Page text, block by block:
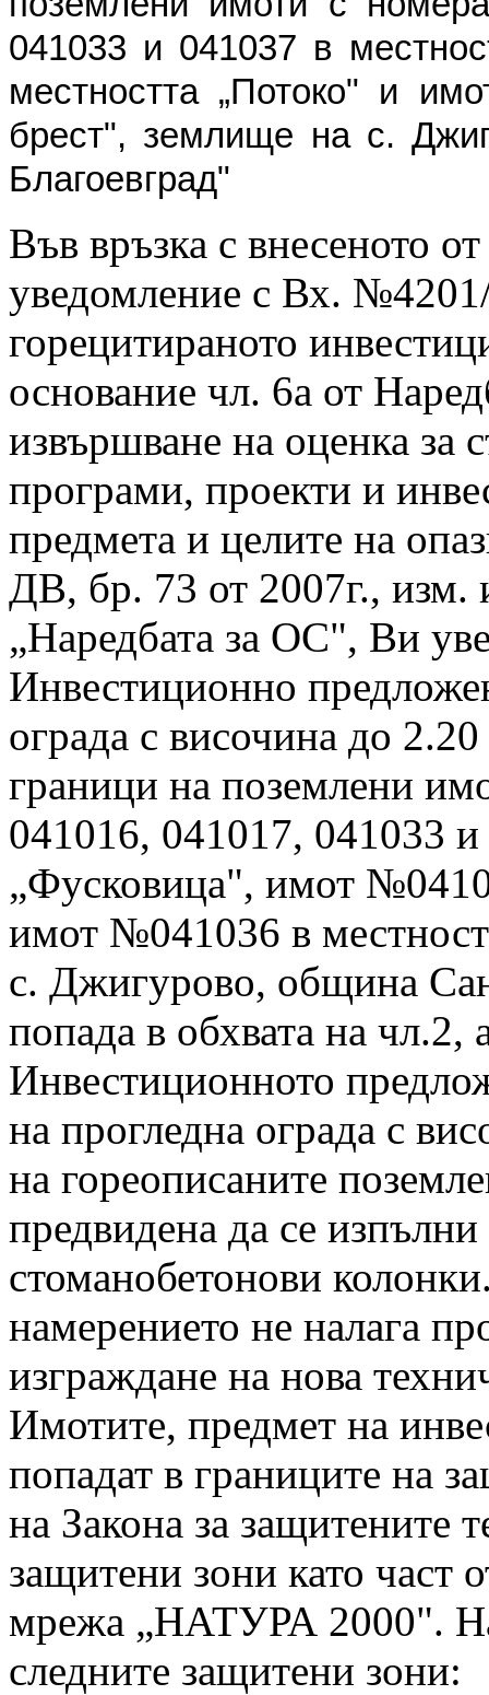
041033 и 041037 в
местността „Потоко" и
брест", землище на с.
Благоевград"
Във връзка с внесеното
уведомление с Вх.
горецитираното
основание чл. 6а от
извършване на оценка за
програми, проекти и
предмета и целите на
ДВ, бр. 73 от 2007г., изм.
„Наредбата за ОС", Ви
Инвестиционно
ограда с височина до
граници на поземлени
041016, 041017, 041033 и
„Фусковица", имот
имот №041036 в
с. Джигурово, община
попада в обхвата на
Инвестиционното
на прогледна ограда с
на гореописаните
предвидена да се
стоманобетонови
намерението не налага
изграждане на нова
Имотите, предмет на
попадат в границите на
на Закона за защитените
защитени зони като част
мрежа „НАТУРА 2000".
следните защитени зони: